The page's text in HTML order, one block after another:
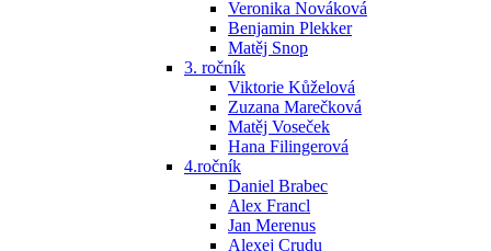
Veronika Nováková
Benjamin Plekker
Matěj Snop
3. ročník
Viktorie Kůželová
Zuzana Marečková
Matěj Voseček
Hana Filingerová
4.ročník
Daniel Brabec
Alex Francl
Jan Merenus
Alexej Crudu